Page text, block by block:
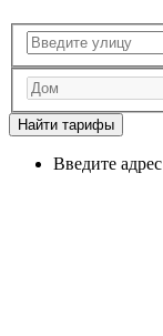
Найти тарифы
Введите адрес